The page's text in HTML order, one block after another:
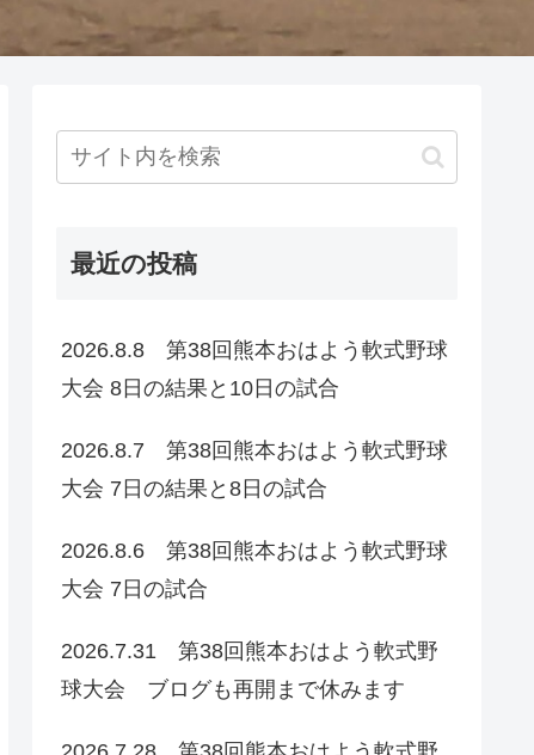
最近の投稿
2026.8.8 第38回熊本おはよう軟式野球
大会 8日の結果と10日の試合
2026.8.7 第38回熊本おはよう軟式野球
大会 7日の結果と8日の試合
2026.8.6 第38回熊本おはよう軟式野球
大会 7日の試合
2026.7.31 第38回熊本おはよう軟式野
球大会 ブログも再開まで休みます